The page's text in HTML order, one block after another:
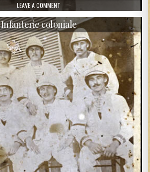
LEAVE A COMMENT ON UN PETIT ANGLAIS TRÈS CHIC
Infanterie coloniale